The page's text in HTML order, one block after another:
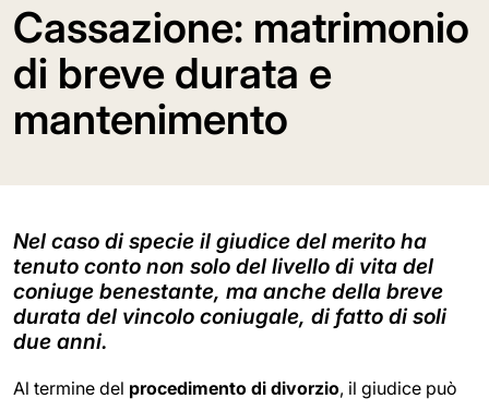
Cassazione: matrimonio
di breve durata e
mantenimento
Nel caso di specie il giudice del merito ha
tenuto conto non solo del livello di vita del
coniuge benestante, ma anche della breve
durata del vincolo coniugale, di fatto di soli
due anni.
Al termine del procedimento di divorzio, il giudice può